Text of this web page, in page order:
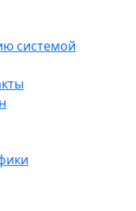
системой